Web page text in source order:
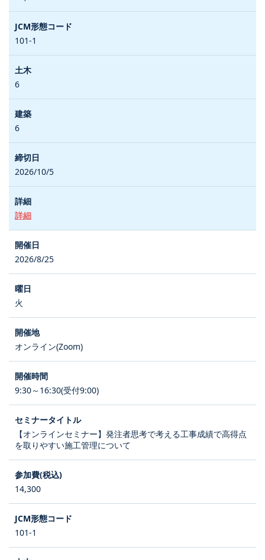
101-1
6
6
2026/10/5
詳細
2026/8/25
火
オンライン(Zoom)
9:30～16:30(受付9:00)
【オンラインセミナー】発注者思考で考える工事成績で高得点
を取りやすい施工管理について
14,300
101-1